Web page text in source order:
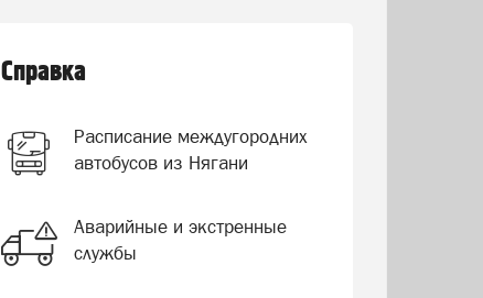
Справка
Расписание междугородних
автобусов из Нягани
Аварийные и экстренные
службы